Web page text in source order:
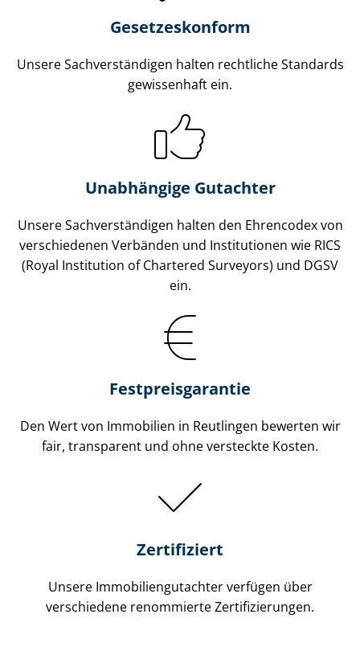
Gesetzes­konform
Unsere Sach­ver­stän­di­gen halten rechtliche Standards
gewissenhaft ein.
Unabhängige Gutachter
Unsere Sach­ver­stän­di­gen halten den Ehrencodex von
verschiedenen Verbänden und Institutionen wie RICS
(Royal Institution of Chartered Surveyors) und DGSV
ein.
Festpreis​garantie
Den Wert von Immobilien in Reutlingen bewerten wir
fair, transparent und ohne versteckte Kosten.
Zertifiziert
Unsere Immobilien­gutachter verfügen über
verschiedene renommierte Zer­ti­fi­zie­run­gen.